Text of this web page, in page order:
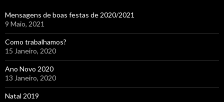
Mensagens de boas festas de 2020/2021
9 Maio, 2021
Como trabalhamos?
15 Janeiro, 2020
Ano Novo 2020
13 Janeiro, 2020
Natal 2019